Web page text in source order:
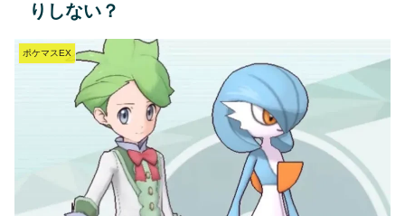
りしない？
ポケマスEX